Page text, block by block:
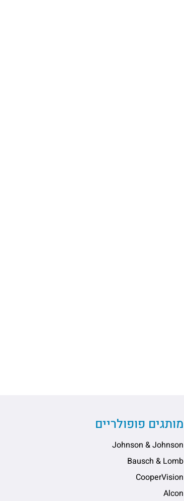
מותגים פופולריים
Johnson & Johnson
Bausch & Lomb
CooperVision
Alcon